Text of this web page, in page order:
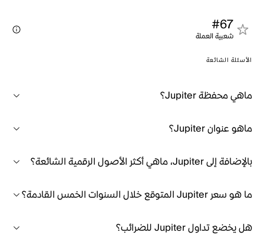
#67
شعبية العملة
الأسئلة الشائعة
ماهي محفظة Jupiter؟
ماهو عنوان Jupiter؟
بالإضافة إلى Jupiter، ماهي أكثر الأصول الرقمية الشائعة؟
ما هو سعر Jupiter المتوقع خلال السنوات الخمس القادمة؟
هل يخضع تداول Jupiter للضرائب؟